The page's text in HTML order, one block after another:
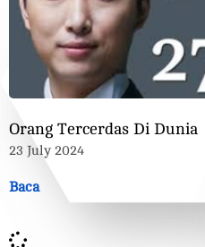
Orang Tercerdas Di Dunia
23 July 2024
Baca